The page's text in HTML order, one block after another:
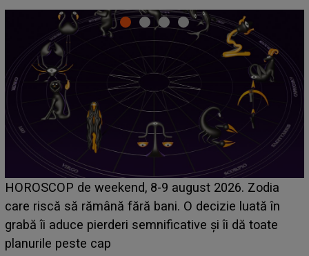
Emanuel a ținut ACEST DETALIU ASCUNS până
acum! În fața Alexandrei, concurentul din Casa Iubirii
face o MĂRTURISIRE NEAȘTEPTATĂ despre mama
sa: "I-am spus și ei în față, eu nu te iubesc pentru